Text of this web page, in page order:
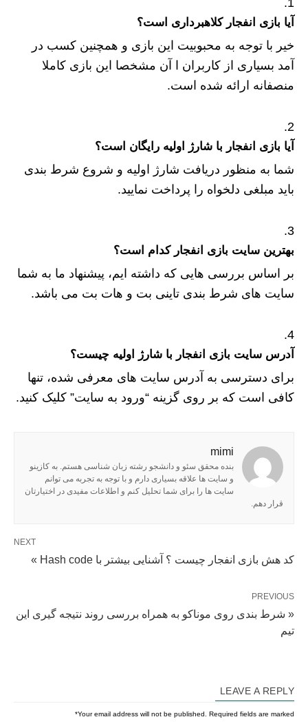
آیا بازی انفجار کلاهبرداری است؟
خیر با توجه به محبوبیت این بازی و همچنین کسب در
آمد بسیاری از کاربران ا آن مشخصا این بازی کاملا
منصفانه ارائه شده است.
آیا بازی انفجار با شارژ اولیه رایگان است؟
شما به منظور دریافت شارژ اولیه و شروع شرط بندی
باید مبلغی دلخواه را پرداخت نمایید.
بهترین سایت بازی انفجار کدام است؟
بر اساس بررسی هایی که داشته ایم، پیشنهاد ما به شما
سایت های شرط بندی تاینی بت و هات بت می باشد.
آدرس سایت بازی انفجار با شارژ اولیه چیست؟
برای دسترسی به آدرس سایت های معرفی شده، تنها
کافی است که بر روی گزینه “ورود به سایت” کلیک کنید.
mimi
بنده محقق سئو و دانشجو رشته زبان شناسی هستم. به کازینو
و سایت ها علاقه بسیاری دارم و با توجه به تجربه می توانم
سایت ها را برای شما تحلیل کنم و اطلاعات مفیدی در اختیارتان
قرار دهم.
NEXT
کد هش بازی انفجار چیست ؟ آشنایی بیشتر با Hash code »
PREVIOUS
« شرط بندی روی موناکو به همراه بررسی روند نتیجه گیری این
تیم
LEAVE A REPLY
Your email address will not be published. Required fields are marked
*